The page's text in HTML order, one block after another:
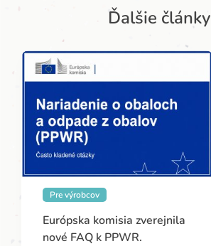
Ďalšie články
Pre výrobcov
Európska komisia zverejnila
nové FAQ k PPWR.